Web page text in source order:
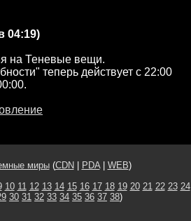
04:19)
на Теневые вещи.
теперь действует с 22:00
миры(CDN PDA| WEB)
10 11 12 13 14 15 16 17 18 19 20 21 22 23 24
30 31 32 33 34 35 36 37 38)